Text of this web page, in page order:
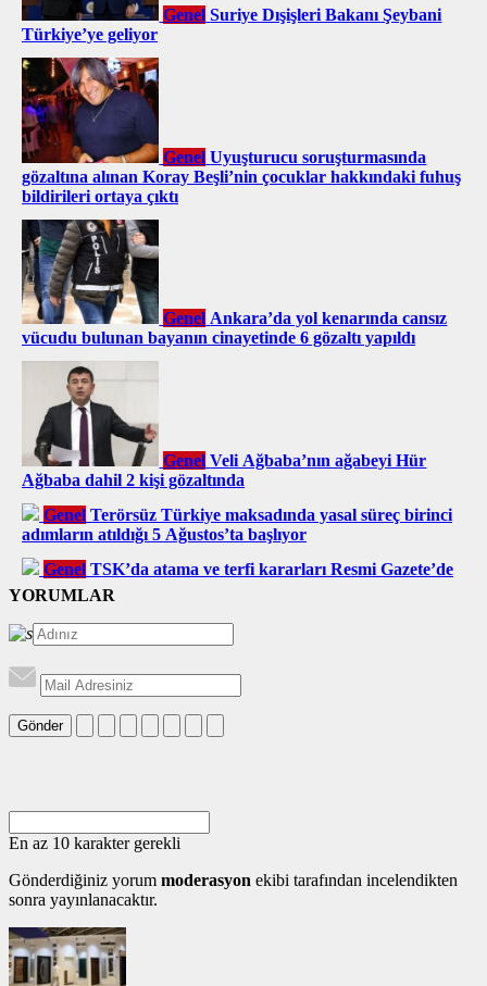
Genel Suriye Dışişleri Bakanı Şeybani
Türkiye’ye geliyor
Genel Uyuşturucu soruşturmasında
gözaltına alınan Koray Beşli’nin çocuklar hakkındaki fuhuş
bildirileri ortaya çıktı
Genel Ankara’da yol kenarında cansız
vücudu bulunan bayanın cinayetinde 6 gözaltı yapıldı
Genel Veli Ağbaba’nın ağabeyi Hür
Ağbaba dahil 2 kişi gözaltında
Genel Terörsüz Türkiye maksadında yasal süreç birinci
adımların atıldığı 5 Ağustos’ta başlıyor
Genel TSK’da atama ve terfi kararları Resmi Gazete’de
YORUMLAR
Gönder
En az 10 karakter gerekli
Gönderdiğiniz yorum moderasyon ekibi tarafından incelendikten
sonra yayınlanacaktır.